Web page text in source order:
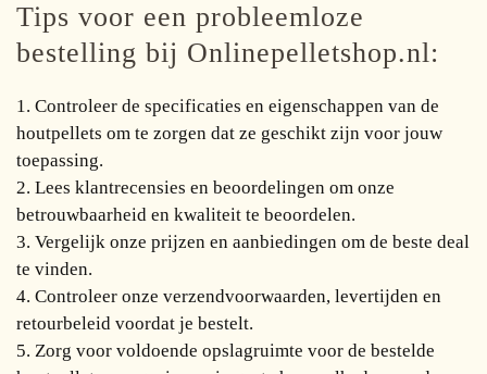
Tips voor een probleemloze
bestelling bij Onlinepelletshop.nl:
1. Controleer de specificaties en eigenschappen van de
houtpellets om te zorgen dat ze geschikt zijn voor jouw
toepassing.
2. Lees klantrecensies en beoordelingen om onze
betrouwbaarheid en kwaliteit te beoordelen.
3. Vergelijk onze prijzen en aanbiedingen om de beste deal
te vinden.
4. Controleer onze verzendvoorwaarden, levertijden en
retourbeleid voordat je bestelt.
5. Zorg voor voldoende opslagruimte voor de bestelde